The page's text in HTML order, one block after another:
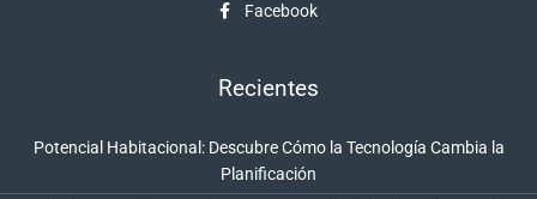
Facebook
Recientes
Potencial Habitacional: Descubre Cómo la Tecnología Cambia la
Planificación